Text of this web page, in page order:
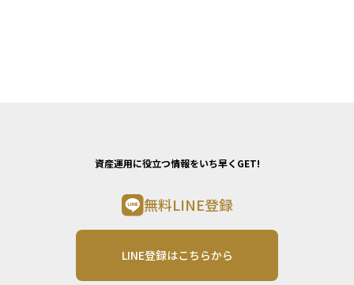
資産運用に役立つ情報をいち早くGET!
無料LINE登録
LINE登録はこちらから